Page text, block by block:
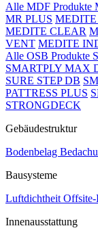
Alle MDF Produkte
MR PLUS
MEDITE CLEAR
VENT MEDITE
Alle OSB Produkte
SMARTPLY MAX
SURE STEP DB
PATTRESS PLUS
STRONGDECK
Gebäudestruktur
Bodenbelag
Bausysteme
Luftdichtheit
Innenausstattung